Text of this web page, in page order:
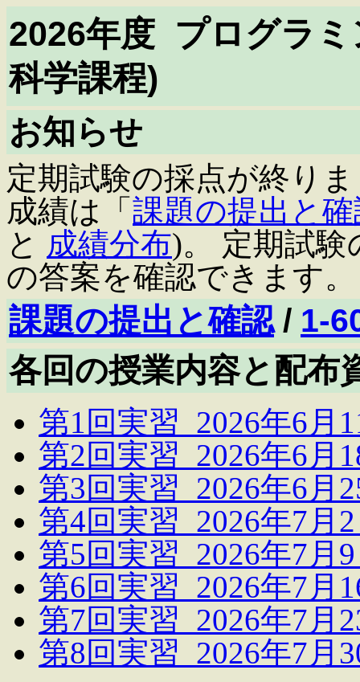
2026年度 プログラ
科学課程)
お知らせ
定期試験の採点が終り
成績は「 課題の提出と
と 成績分布)。 定期試
の答案を確認できます。
課題の提出と確認/ 1-
各回の授業内容と配布
第1回実習 2026年6月
第2回実習 2026年6月
第3回実習 2026年6月
第4回実習 2026年7月
第5回実習 2026年7月
第6回実習 2026年7月
第7回実習 2026年7月
第8回実習 2026年7月